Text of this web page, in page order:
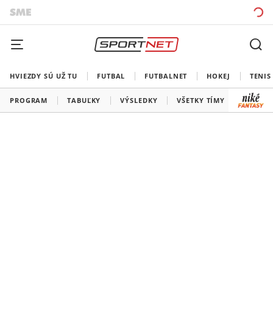
HVIEZDY SÚ UŽ TU FUTBAL FUTBALNET HOKEJ TENIS
PROGRAM TABUĽKY VÝSLEDKY VŠETKY TÍMY